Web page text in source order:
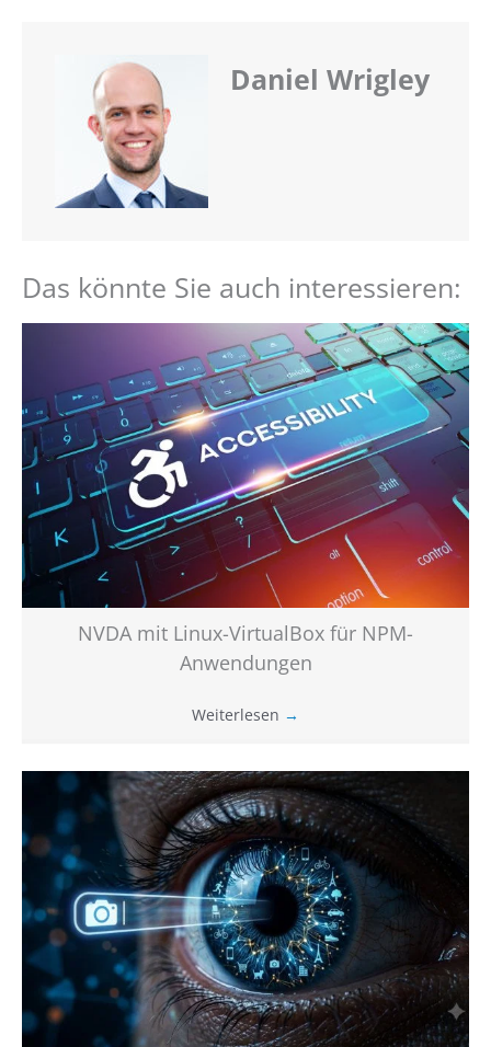
Daniel Wrigley
Das könnte Sie auch interessieren:
NVDA mit Linux-VirtualBox für NPM-
Anwendungen
Weiterlesen →